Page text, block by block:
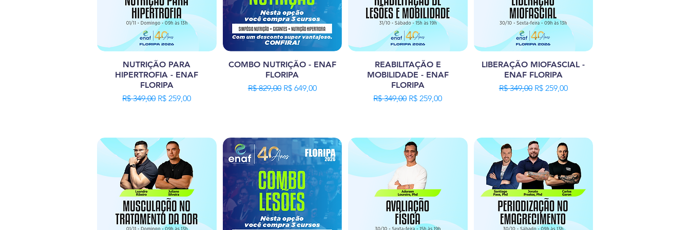
NUTRIÇÃO PARA
HIPERTROFIA - ENAF
FLORIPA
Preço normal
R$ 349,00 Preço promocional
R$ 259,00
COMBO NUTRIÇÃO - ENAF
FLORIPA
Preço normal
R$ 829,00 Preço promocional
R$ 649,00
REABILITAÇÃO E
MOBILIDADE - ENAF
FLORIPA
Preço normal
R$ 349,00 Preço promocional
R$ 259,00
LIBERAÇÃO MIOFASCIAL -
ENAF FLORIPA
Preço normal
R$ 349,00 Preço promocional
R$ 259,00